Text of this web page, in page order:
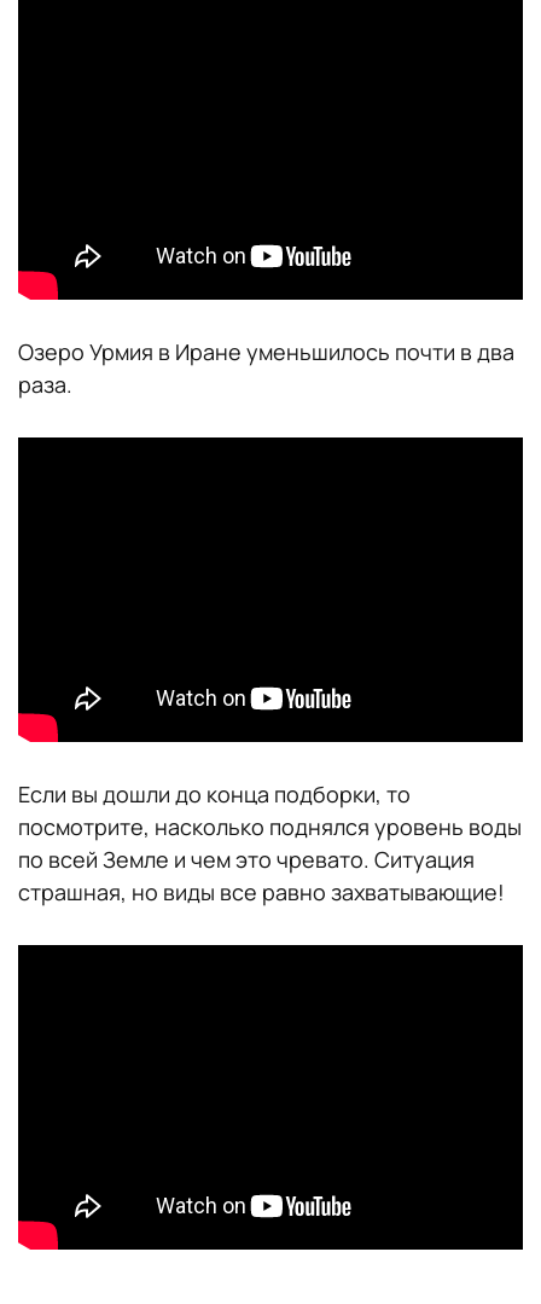
Озеро Урмия в Иране уменьшилось почти в два
раза.
Если вы дошли до конца подборки, то
посмотрите, насколько поднялся уровень воды
по всей Земле и чем это чревато. Ситуация
страшная, но виды все равно захватывающие!